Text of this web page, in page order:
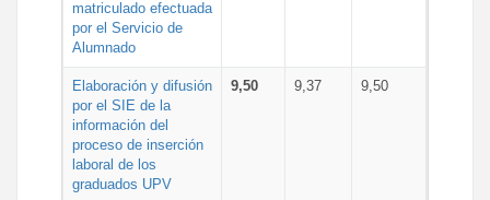
matriculado efectuada
por el Servicio de
Alumnado
Elaboración y difusión
por el SIE de la
información del
proceso de inserción
laboral de los
graduados UPV
9,50 9,37 9,50